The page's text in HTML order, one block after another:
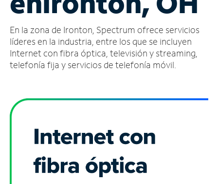
cuenta
Encuentra
una
tienda
En la zona de Ironton, Spectrum ofrece servicios
líderes en la industria, entre los que se incluyen
Internet con fibra óptica, televisión y streaming,
telefonía fija y servicios de telefonía móvil.